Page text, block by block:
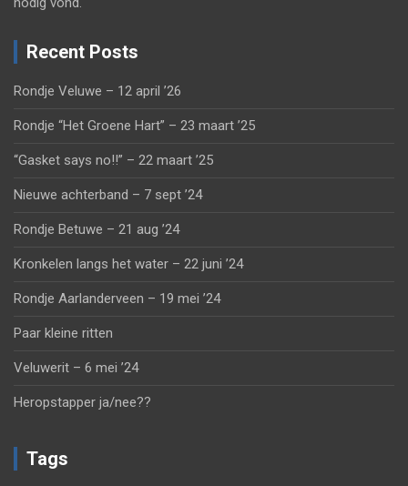
Recent Posts
Rondje Veluwe – 12 april ’26
Rondje “Het Groene Hart” – 23 maart ’25
“Gasket says no!!” – 22 maart ’25
Nieuwe achterband – 7 sept ’24
Rondje Betuwe – 21 aug ’24
Kronkelen langs het water – 22 juni ’24
Rondje Aarlanderveen – 19 mei ’24
Paar kleine ritten
Veluwerit – 6 mei ’24
Heropstapper ja/nee??
Tags